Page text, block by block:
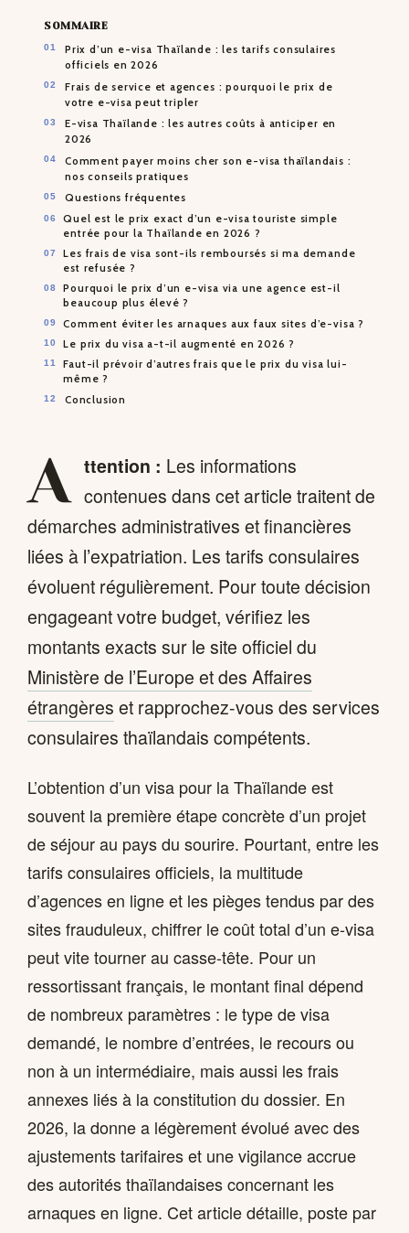
SOMMAIRE
Prix d’un e-visa Thaïlande : les tarifs consulaires
officiels en 2026
Frais de service et agences : pourquoi le prix de
votre e-visa peut tripler
E-visa Thaïlande : les autres coûts à anticiper en
2026
Comment payer moins cher son e-visa thaïlandais :
nos conseils pratiques
Questions fréquentes
Quel est le prix exact d’un e-visa touriste simple
entrée pour la Thaïlande en 2026 ?
Les frais de visa sont-ils remboursés si ma demande
est refusée ?
Pourquoi le prix d’un e-visa via une agence est-il
beaucoup plus élevé ?
Comment éviter les arnaques aux faux sites d’e-visa ?
Le prix du visa a-t-il augmenté en 2026 ?
Faut-il prévoir d’autres frais que le prix du visa lui-
même ?
Conclusion
A ttention : Les informations
contenues dans cet article traitent de
démarches administratives et financières
liées à l’expatriation. Les tarifs consulaires
évoluent régulièrement. Pour toute décision
engageant votre budget, vérifiez les
montants exacts sur le site officiel du
Ministère de l’Europe et des Affaires
étrangères et rapprochez-vous des services
consulaires thaïlandais compétents.
L’obtention d’un visa pour la Thaïlande est
souvent la première étape concrète d’un projet
de séjour au pays du sourire. Pourtant, entre les
tarifs consulaires officiels, la multitude
d’agences en ligne et les pièges tendus par des
sites frauduleux, chiffrer le coût total d’un e-visa
peut vite tourner au casse-tête. Pour un
ressortissant français, le montant final dépend
de nombreux paramètres : le type de visa
demandé, le nombre d’entrées, le recours ou
non à un intermédiaire, mais aussi les frais
annexes liés à la constitution du dossier. En
2026, la donne a légèrement évolué avec des
ajustements tarifaires et une vigilance accrue
des autorités thaïlandaises concernant les
arnaques en ligne. Cet article détaille, poste par